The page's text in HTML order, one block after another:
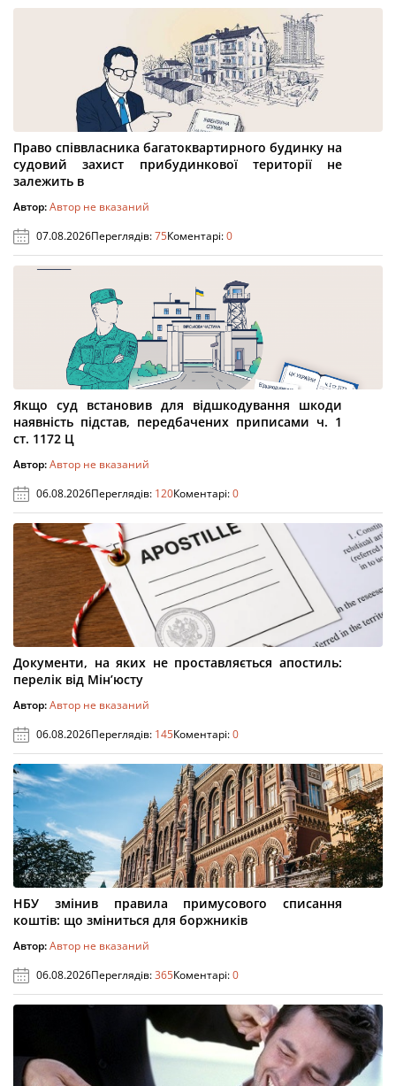
Право співвласника багатоквартирного будинку на
судовий захист прибудинкової території не
залежить в
Автор:Автор не вказаний
07.08.2026Переглядів:75Коментарі:0
Якщо суд встановив для відшкодування шкоди
наявність підстав, передбачених приписами ч. 1
ст. 1172 Ц
Автор:Автор не вказаний
06.08.2026Переглядів: 120Коментарі:0
Документи, на яких не проставляється апостиль:
перелік від Мін’юсту
Автор:Автор не вказаний
06.08.2026Переглядів: 145Коментарі:0
НБУ змінив правила примусового списання
коштів: що зміниться для боржників
Автор:Автор не вказаний
06.08.2026Переглядів:365Коментарі:0